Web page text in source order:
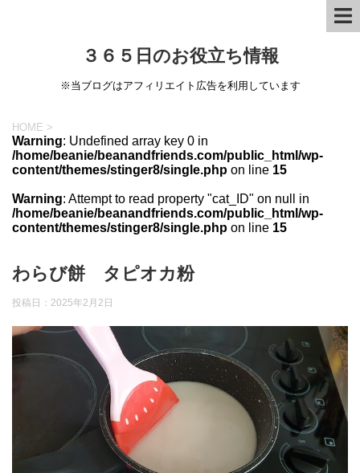
３６５日のお役立ち情報
※当ブログはアフィリエイト広告を利用しています
HOME >
Warning: Undefined array key 0 in
/home/beanie/beanandfriends.com/public_html/wp-
content/themes/stinger8/single.php on line 15
Warning: Attempt to read property "cat_ID" on null in
/home/beanie/beanandfriends.com/public_html/wp-
content/themes/stinger8/single.php on line 15
わらび餅 タピオカ粉
投稿日： 2025年2月2日